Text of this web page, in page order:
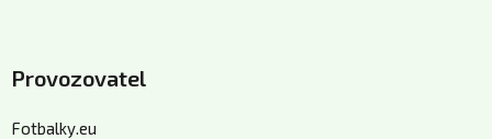
Provozovatel
Fotbalky.eu